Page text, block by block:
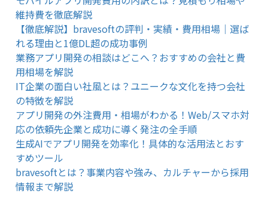
維持費を徹底解説
【徹底解説】bravesoftの評判・実績・費用相場｜選ば
れる理由と1億DL超の成功事例
業務アプリ開発の相談はどこへ？おすすめの会社と費
用相場を解説
IT企業の面白い社風とは？ユニークな文化を持つ会社
の特徴を解説
アプリ開発の外注費用・相場がわかる！Web/スマホ対
応の依頼先企業と成功に導く発注の全手順
生成AIでアプリ開発を効率化！具体的な活用法とおす
すめツール
bravesoftとは？事業内容や強み、カルチャーから採用
情報まで解説